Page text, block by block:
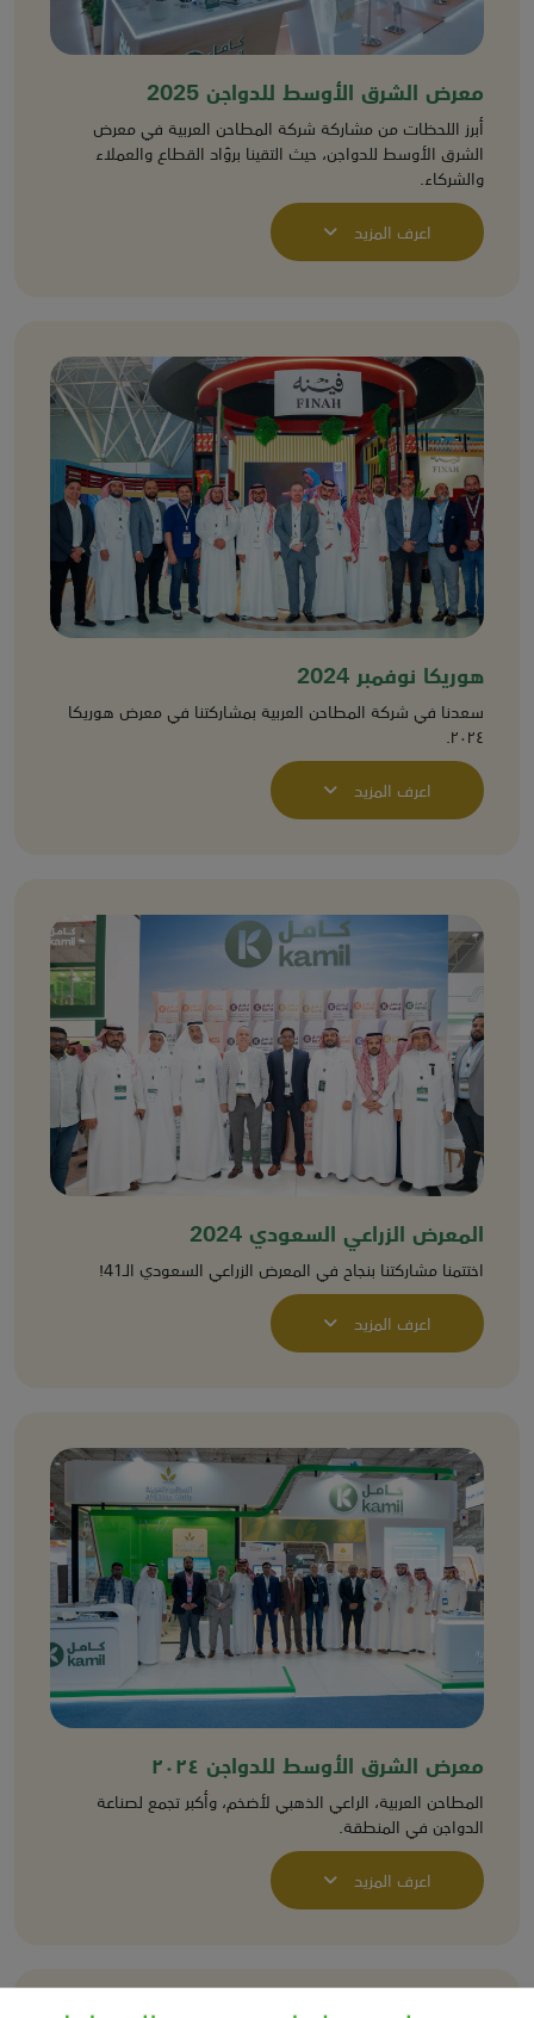
معرض الشرق الأوسط للدواجن 2025
أبرز اللحظات من مشاركة شركة المطاحن العربية في معرض
الشرق الأوسط للدواجن، حيث التقينا بروّاد القطاع والعملاء
والشركاء.
اعرف المزيد
هوريكا نوفمبر 2024
سعدنا في شركة المطاحن العربية بمشاركتنا في معرض هوريكا
٢٠٢٤.
اعرف المزيد
المعرض الزراعي السعودي 2024
اختتمنا مشاركتنا بنجاح في المعرض الزراعي السعودي الـ41!
اعرف المزيد
معرض الشرق الأوسط للدواجن ٢٠٢٤
المطاحن العربية، الراعي الذهبي لأضخم، وأكبر تجمع لصناعة
الدواجن في المنطقة.
اعرف المزيد